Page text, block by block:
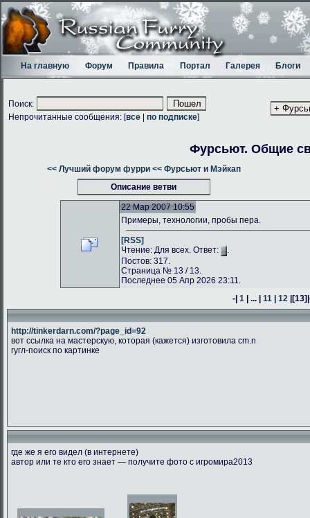
На главную Форум Правила Портал Галерея Блоги
Поиск:
Непрочитанные сообщения: [все по подписке]
Фурсьют. Общие
<< Лучший форум фурри << Фурсьют и Мэйкап
Описание ветви
22 Мар 2007 10:55
Примеры, технологии, пробы пера.
[RSS]
Чтение: Для всех. Ответ:
.
Постов: 317.
Страница № 13 / 13.
Последнее 05 Апр 2026 23:11.
-|1 | ... |11 |12 |[13]
http://tinkerdarn.com/?page_id=92
вот ссылка на мастерскую, которая (кажется) изготовила cm.n
гугл-поиск по картинке
где же я его видел (в интернете)
автор или те кто его знает — получите фото с игромира2013